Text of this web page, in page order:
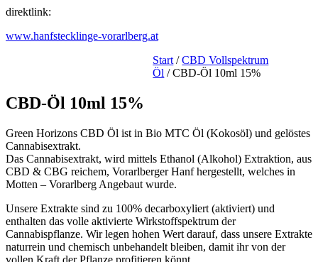
direktlink:
www.hanfstecklinge-vorarlberg.at
Start /CBD Vollspektrum
Öl / CBD-Öl 10ml 15%
CBD-Öl 10ml 15%
Green Horizons CBD Öl ist in Bio MTC Öl (Kokosöl) und gelöstes
Cannabisextrakt.
Das Cannabisextrakt, wird mittels Ethanol (Alkohol) Extraktion, aus
CBD & CBG reichem, Vorarlberger Hanf hergestellt, welches in
Motten – Vorarlberg Angebaut wurde.
Unsere Extrakte sind zu 100% decarboxyliert (aktiviert) und
enthalten das volle aktivierte Wirkstoffspektrum der
Cannabispflanze. Wir legen hohen Wert darauf, dass unsere Extrakte
naturrein und chemisch unbehandelt bleiben, damit ihr von der
vollen Kraft der Pflanze profitieren könnt.